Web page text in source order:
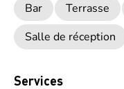
Bar Terrasse
Salle de réception
Services